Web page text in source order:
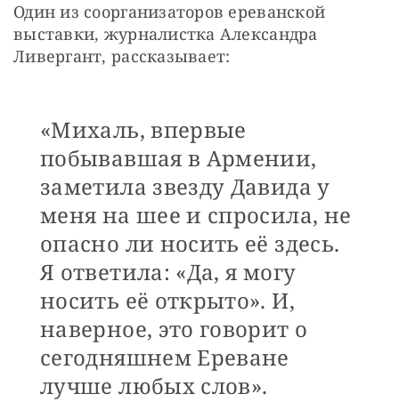
Один из соорганизаторов ереванской
выставки, журналистка Александра
Ливергант, рассказывает:
«Михаль, впервые
побывавшая в Армении,
заметила звезду Давида у
меня на шее и спросила, не
опасно ли носить её здесь.
Я ответила: «Да, я могу
носить её открыто». И,
наверное, это говорит о
сегодняшнем Ереване
лучше любых слов».